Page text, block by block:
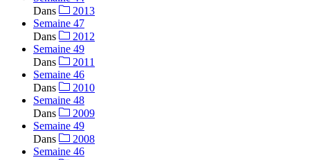
Dans
2013
Semaine 47
Dans
2012
Semaine 49
Dans
2011
Semaine 46
Dans
2010
Semaine 48
Dans
2009
Semaine 49
Dans
2008
Semaine 46